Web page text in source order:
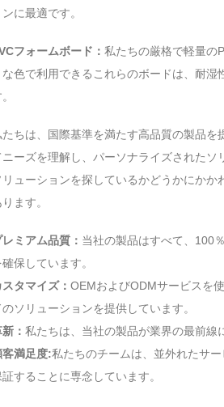
ンに最適です。
フォームボード： 私たちの厳格で軽量の
な色で利用できるこれらのボードは、耐
たちは、国際基準を満たす高品質の製品
ニーズを理解し、パーソナライズされた
リューションを探しているかどうかにかか
ます。
レミアム品質： 当社の製品はすべて、100
確保しています。
スタマイズ： OEMおよびODMサービスを
のソリューションを提供しています。
： 私たちは、当社の製品が業界の最前線
客満足度:私たちのチームは、並外れたサ
することに専念しています。